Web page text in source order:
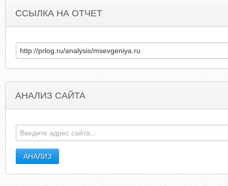
ССЫЛКА НА ОТЧЕТ
АНАЛИЗ САЙТА
RFC.COM